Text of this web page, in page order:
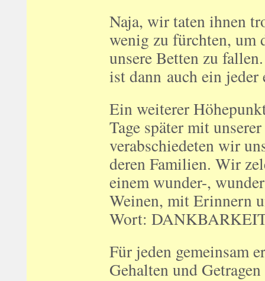
Naja, wir taten ihnen
wenig zu fürchten, um
unsere Betten zu
ist dann auch ein jeder
Ein weiterer
Tage später mit
verabschiedeten wir
deren Familien. Wir
einem wunder-,
Weinen, mit Erinnern
Wort:
Für jeden gemeinsam
Gehalten und